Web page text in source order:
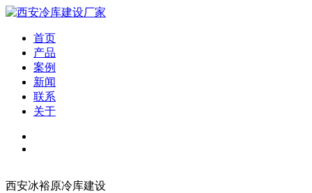
首页
产品
案例
新闻
联系
关于
西安冰裕原冷库建设